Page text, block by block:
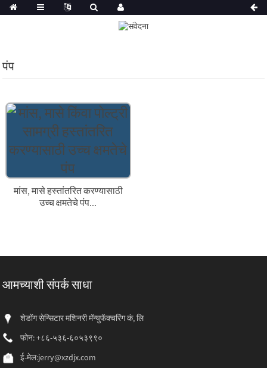
पंप
मांस, मासे हस्तांतरित करण्यासाठी
उच्च क्षमतेचे पंप...
आमच्याशी संपर्क साधा
शेडोंग सेन्सिटार मशिनरी मॅन्युफॅक्चरिंग कं, लि
फोन: +८६-५३६-६०५३९९०
ई-मेल:jerry@xzdjx.com